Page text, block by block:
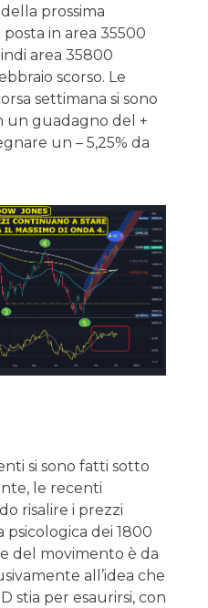
prossima
in area 35500
area 35800
scorso. Le
settimana si sono
un guadagno del +
un – 5,25% da
si sono fatti sotto
le recenti
risalire i prezzi
psicologica dei 1800
del movimento è da
all’idea che
stia per esaurirsi, con